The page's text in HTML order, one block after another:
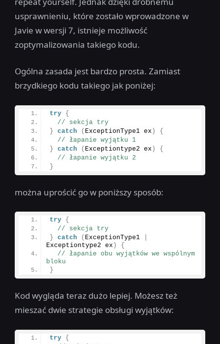
usprawnieniu, które zostało wprowadzone w
Javie w wersji 7, istnieje możliwość
zoptymalizowania takiego kodu.
Ogólna zasada jest bardzo prosta. Zamiast
brzydkiego kodu takiego jak poniżej:
try {
// sekcja try
} catch ( ExceptionType1 ex )
{
// łapanie wyjątku 1
} catch ( Exceptiontype2 ex )
{
// łapanie wyjątku 2
}
można uprościć go w poniższy sposób:
try {
// sekcja try
} catch ( ExceptionType1
Exceptiontype2 ex )
{
// łapanie obu wyjątków we wspólnym
bloku
}
Kod wygląda teraz dużo lepiej. Możesz też
mieszać dwie strategie obsługi wyjątków:
try {